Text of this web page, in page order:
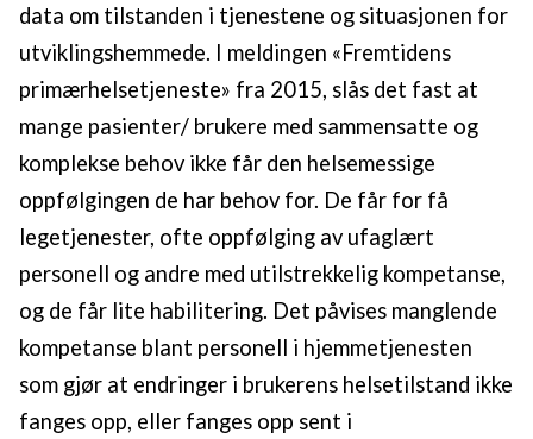
data om tilstanden i tjenestene og situasjonen for
utviklingshemmede. I meldingen «Fremtidens
primærhelsetjeneste» fra 2015, slås det fast at
mange pasienter/ brukere med sammensatte og
komplekse behov ikke får den helsemessige
oppfølgingen de har behov for. De får for få
legetjenester, ofte oppfølging av ufaglært
personell og andre med utilstrekkelig kompetanse,
og de får lite habilitering. Det påvises manglende
kompetanse blant personell i hjemmetjenesten
som gjør at endringer i brukerens helsetilstand ikke
fanges opp, eller fanges opp sent i